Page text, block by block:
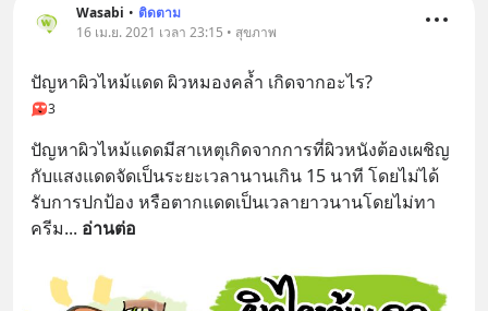
Wasabi • ติดตาม
16 เม.ย. 2021 เวลา 23:15 • สุขภาพ
ปัญหาผิวไหม้แดด ผิวหมองคล้ำ เกิดจากอะไร?
3
ปัญหาผิวไหม้แดดมีสาเหตุเกิดจากการที่ผิวหนังต้องเผชิญ
กับแสงแดดจัดเป็นระยะเวลานานเกิน 15 นาที โดยไม่ได้
รับการปกป้อง หรือตากแดดเป็นเวลายาวนานโดยไม่ทา
ครีม... อ่านต่อ